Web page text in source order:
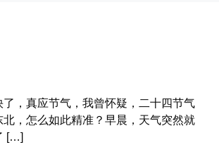
乎意料地好，...
了，真应节气，我曾怀疑，二十四节气
，怎么如此精准？早晨，天气突然就
[…]